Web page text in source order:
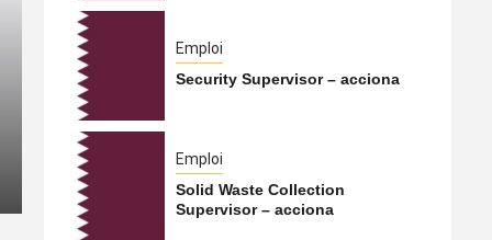
International
Le Hamas s’apprêterait
Qatar vers la Turquie
5 août 2026 Qatarien
Emploi
Security Supervisor – acciona
Emploi
Solid Waste Collection
Supervisor – acciona